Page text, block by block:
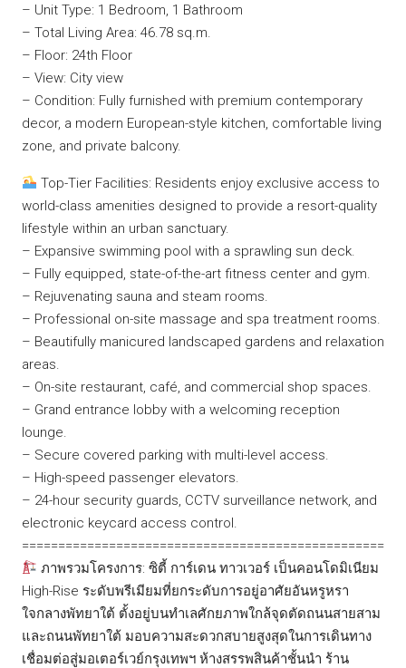
– Unit Type: 1 Bedroom, 1 Bathroom
– Total Living Area: 46.78 sq.m.
– Floor: 24th Floor
– View: City view
– Condition: Fully furnished with premium contemporary
decor, a modern European-style kitchen, comfortable living
zone, and private balcony.
Top-Tier Facilities: Residents enjoy exclusive access to
world-class amenities designed to provide a resort-quality
lifestyle within an urban sanctuary.
– Expansive swimming pool with a sprawling sun deck.
– Fully equipped, state-of-the-art fitness center and gym.
– Rejuvenating sauna and steam rooms.
– Professional on-site massage and spa treatment rooms.
– Beautifully manicured landscaped gardens and relaxation
areas.
– On-site restaurant, café, and commercial shop spaces.
– Grand entrance lobby with a welcoming reception
lounge.
– Secure covered parking with multi-level access.
– High-speed passenger elevators.
– 24-hour security guards, CCTV surveillance network, and
electronic keycard access control.
==================================================
ภาพรวมโครงการ: ซิตี้ การ์เดน ทาวเวอร์ เป็นคอนโดมิเนียม
High-Rise ระดับพรีเมียมที่ยกระดับการอยู่อาศัยอันหรูหรา
ใจกลางพัทยาใต้ ตั้งอยู่บนทำเลศักยภาพใกล้จุดตัดถนนสายสาม
และถนนพัทยาใต้ มอบความสะดวกสบายสูงสุดในการเดินทาง
เชื่อมต่อสู่มอเตอร์เวย์กรุงเทพฯ ห้างสรรพสินค้าชั้นนำ ร้าน